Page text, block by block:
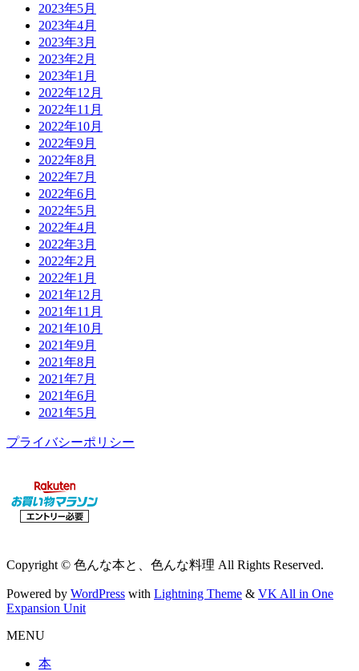
2023年5月
2023年4月
2023年3月
2023年2月
2023年1月
2022年12月
2022年11月
2022年10月
2022年9月
2022年8月
2022年7月
2022年6月
2022年5月
2022年4月
2022年3月
2022年2月
2022年1月
2021年12月
2021年11月
2021年10月
2021年9月
2021年8月
2021年7月
2021年6月
2021年5月
プライバシーポリシー
Copyright © 色んな本と、色んな料理 All Rights Reserved.
Powered by WordPress with Lightning Theme & VK All in One
Expansion Unit
MENU
本